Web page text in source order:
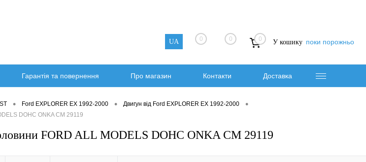
UA 0 0 0 У кошику поки порожньо
Гарантія та повернення Про магазин Контакти Доставка
• Ford EXPLORER EX 1992-2000 • Двигун від Ford EXPLORER EX 1992-2000 •
DOHC ONKA CM 29119
FORD ALL MODELS DOHC ONKA CM 29119